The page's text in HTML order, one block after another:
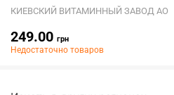
КИЕВСКИЙ ВИТАМИННЫЙ ЗАВОД АО
249.00 грн
Недостаточно товаров